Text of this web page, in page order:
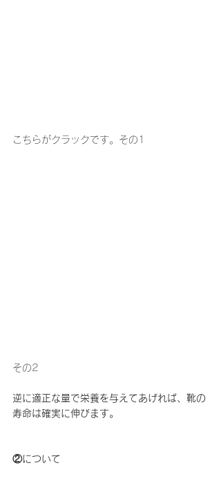
こちらがクラックです。その1
その2
逆に適正な量で栄養を与えてあげれば、靴の
寿命は確実に伸びます。
②について